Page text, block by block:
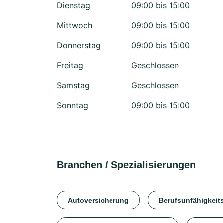
Dienstag
09:00 bis 15:00
Mittwoch
09:00 bis 15:00
Donnerstag
09:00 bis 15:00
Freitag
Geschlossen
Samstag
Geschlossen
Sonntag
09:00 bis 15:00
Branchen / Spezialisierungen
Autoversicherung